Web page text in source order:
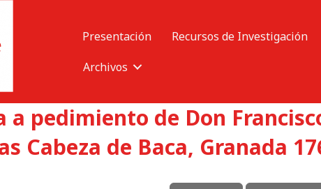
Presentación Recursos de Investigación
Archivos
a pedimiento de Don
Cabeza de Baca, Granada